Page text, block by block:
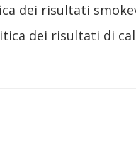
dei risultati
dei risultati di